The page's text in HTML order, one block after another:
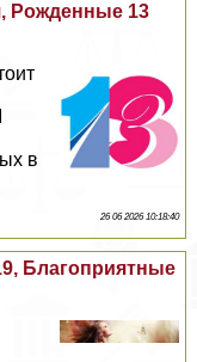
Рожденные 13
в
26 06 2026 10:18:40
Благоприятные